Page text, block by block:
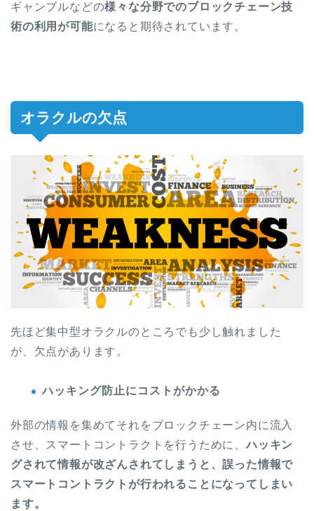
ギャンブルなどの様々な分野でのブロックチェーン技
術の利用が可能になると期待されています。
オラクルの欠点
先ほど集中型オラクルのところでも少し触れました
が、欠点があります。
ハッキング防止にコストがかかる
外部の情報を集めてそれをブロックチェーン内に流入
させ、スマートコントラクトを行うために、ハッキン
グされて情報が改ざんされてしまうと、誤った情報で
スマートコントラクトが行われることになってしまい
ます。